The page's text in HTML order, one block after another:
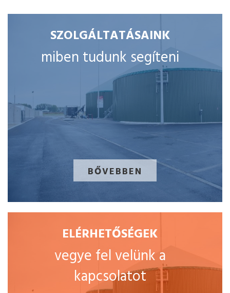
SZOLGÁLTATÁSAINK
miben tudunk segíteni
BŐVEBBEN
ELÉRHETŐSÉGEK
vegye fel velünk a
kapcsolatot